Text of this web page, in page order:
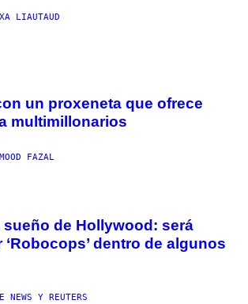
LIAUTAUD
un proxeneta que ofrece
multimillonarios
FAZAL
sueño de Hollywood: será
dentro de algunos
NEWS Y REUTERS